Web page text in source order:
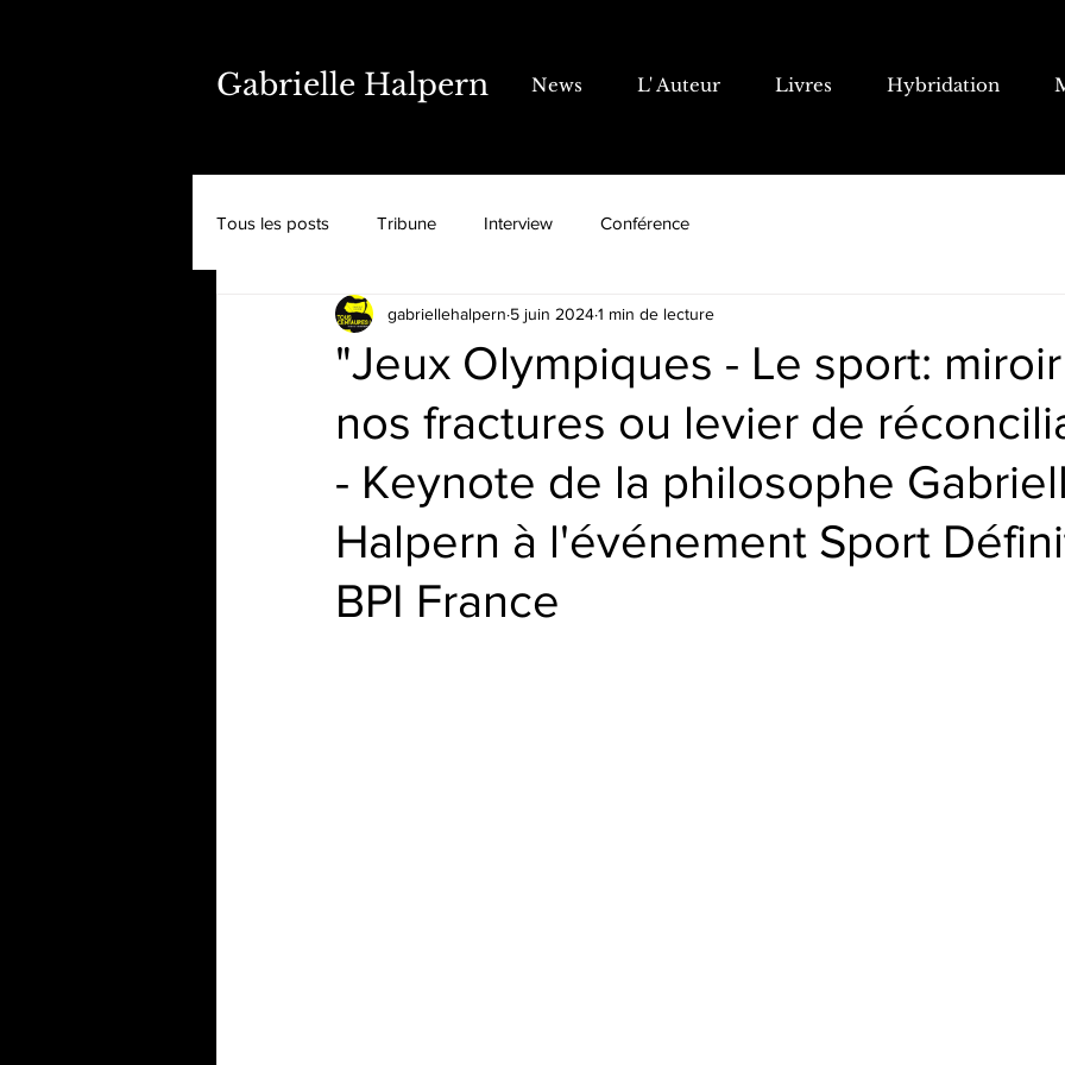
Gabrielle Halpern News L' Auteur Livres Hybridation
Tous les posts Tribune Interview Conférence
"Jeux Olympiques - Le sport:
nos fractures ou levier de
- Keynote de la philosophe
Halpern à l'événement Sport
BPI France
gabriellehalpern 5 juin 20241 min de lecture